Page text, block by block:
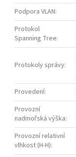
Podpora VLAN:
Protokol
Spanning Tree:
Protokoly správy:
Provedení:
Provozní
nadmořská výška:
Provozní relativní
vlhkost (H-H):